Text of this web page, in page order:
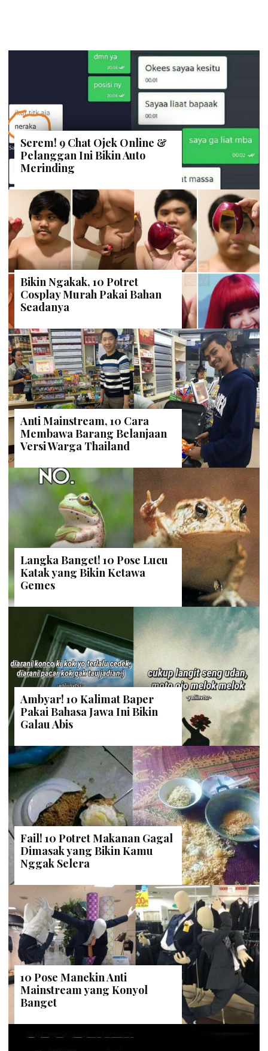
Serem! 9 Chat Ojek Online &
Pelanggan Ini Bikin Auto
Merinding
Bikin Ngakak, 10 Potret
Cosplay Murah Pakai Bahan
Seadanya
Anti Mainstream, 10 Cara
Membawa Barang Belanjaan
Versi Warga Thailand
Langka Banget! 10 Pose Lucu
Katak yang Bikin Ketawa
Gemes
Ambyar! 10 Kalimat Baper
Pakai Bahasa Jawa Ini Bikin
Galau Abis
Fail! 10 Potret Makanan Gagal
Dimasak yang Bikin Kamu
Nggak Selera
10 Pose Manekin Anti
Mainstream yang Konyol
Banget